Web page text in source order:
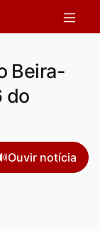
Beira-
do
Ouvir notícia